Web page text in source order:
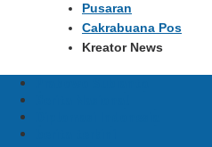
Pusaran
Cakrabuana Pos
Kreator News